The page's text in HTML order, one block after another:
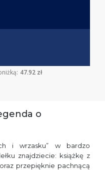
47.92 zł
o
i wrzasku” w bardzo
znajdziecie: książkę z
przepięknie pachnącą